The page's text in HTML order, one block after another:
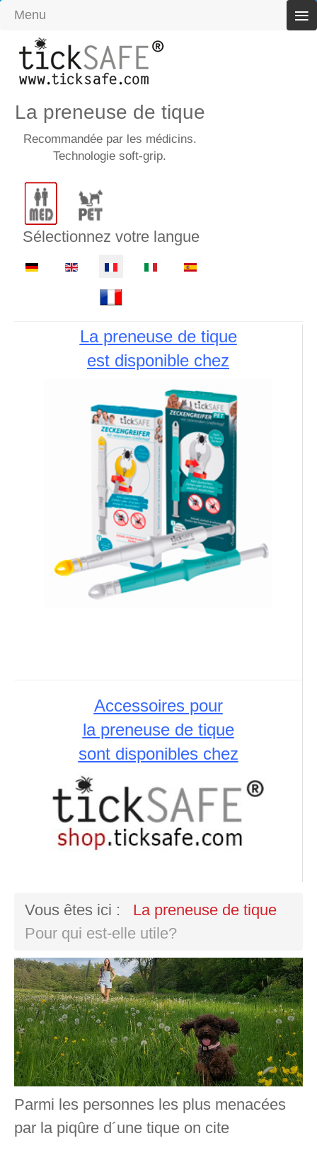
La preneuse de tique
Recommandée par les médicins.
Technologie soft-grip.
Sélectionnez votre langue
La preneuse de tique
est disponible chez
Accessoires pour
la preneuse de tique
sont disponibles chez
Vous êtes ici :
La preneuse de tique
Pour qui est-elle utile?
Parmi les personnes les plus menacées
par la piqûre d´une tique on cite
Menu ≡